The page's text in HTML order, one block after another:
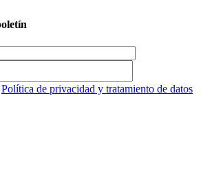
Política de privacidad y tratamiento de datos